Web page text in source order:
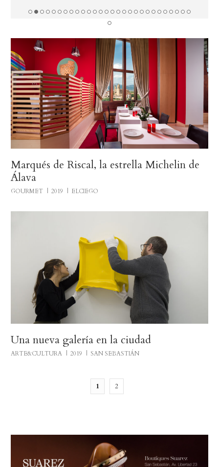
Marqués de Riscal, la estrella Michelin de
Álava
GOURMET 2019 ELCIEGO
Una nueva galería en la ciudad
ARTE&CULTURA 2019 SAN SEBASTIÁN
1 2